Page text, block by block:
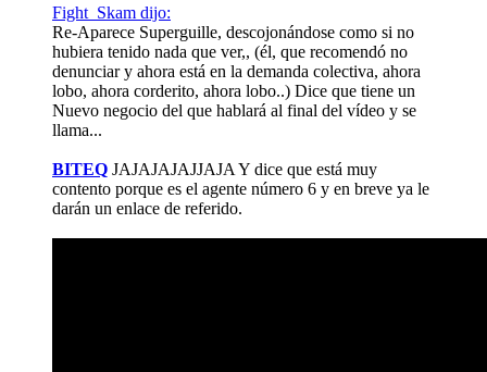
Fight_Skam dijo:
Re-Aparece Superguille, descojonándose como si no
hubiera tenido nada que ver,, (él, que recomendó no
denunciar y ahora está en la demanda colectiva, ahora
lobo, ahora corderito, ahora lobo..) Dice que tiene un
Nuevo negocio del que hablará al final del vídeo y se
llama...
BITEQ JAJAJAJAJJAJA Y dice que está muy
contento porque es el agente número 6 y en breve ya le
darán un enlace de referido.